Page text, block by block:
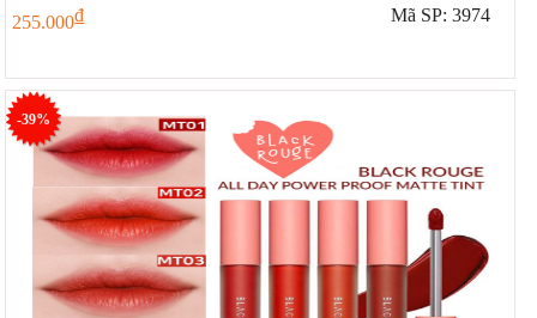
255.000đ Mã SP: 3974
-39%